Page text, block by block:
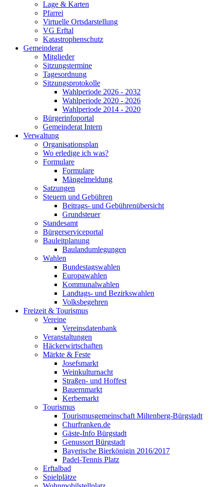
Lage & Karten
Pfarrei
Virtuelle Ortsdarstellung
VG Erftal
Katastrophenschutz
Gemeinderat
Mitglieder
Sitzungstermine
Tagesordnung
Sitzungsprotokolle
Wahlperiode 2026 - 2032
Wahlperiode 2020 - 2026
Wahlperiode 2014 - 2020
Bürgerinfoportal
Gemeinderat Intern
Verwaltung
Organisationsplan
Wo erledige ich was?
Formulare
Formulare
Mängelmeldung
Satzungen
Steuern und Gebühren
Beitrags- und Gebührenübersicht
Grundsteuer
Standesamt
Bürgerserviceportal
Bauleitplanung
Baulandumlegungen
Wahlen
Bundestagswahlen
Europawahlen
Kommunalwahlen
Landtags- und Bezirkswahlen
Volksbegehren
Freizeit & Tourismus
Vereine
Vereinsdatenbank
Veranstaltungen
Häckerwirtschaften
Märkte & Feste
Josefsmarkt
Weinkulturnacht
Straßen- und Hoffest
Bauernmarkt
Kerbemarkt
Tourismus
Tourismusgemeinschaft Miltenberg-Bürgstadt
Churfranken.de
Gäste-Info Bürgstadt
Genussort Bürgstadt
Bayerische Bierkönigin 2016/2017
Padel-Tennis Platz
Erftalbad
Spielplätze